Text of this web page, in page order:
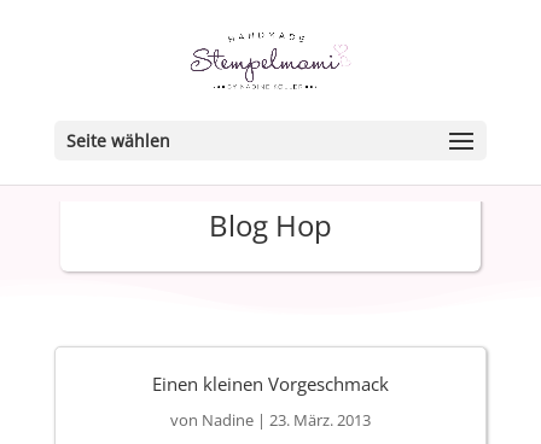
Seite wählen
Blog Hop
Einen kleinen Vorgeschmack
von Nadine| 23. März. 2013